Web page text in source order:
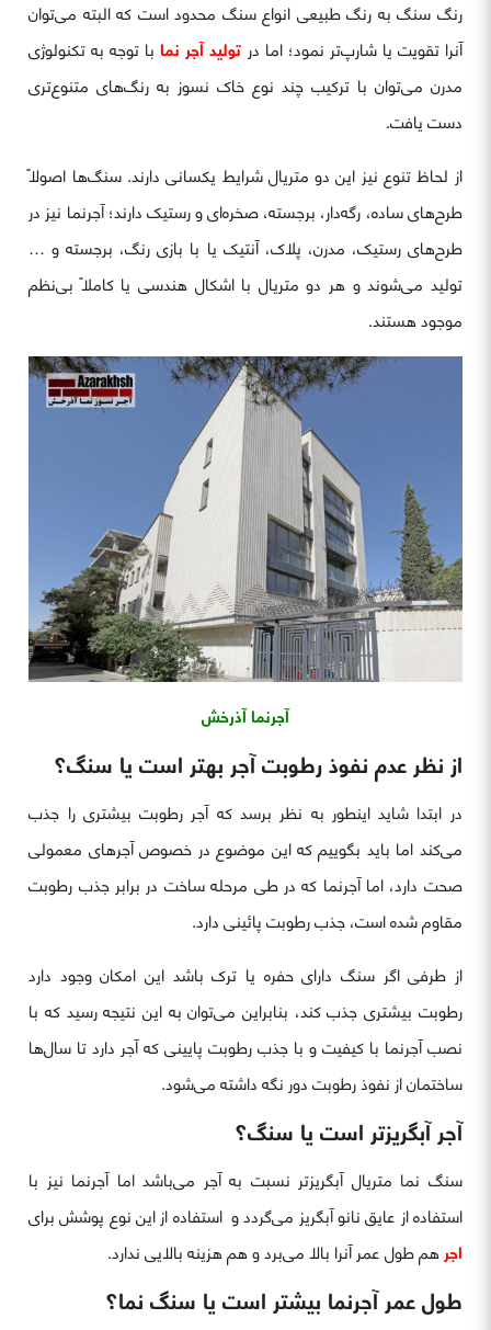
رنگ سنگ به رنگ طبیعی انواع سنگ‌ محدود است که البته می‌توان
آنرا تقویت یا شارپ‌تر نمود؛ اما درتولید آجر نمابا توجه به تکنولوژی
مدرن می‌توان با ترکیب چند نوع خاک نسوز به رنگ‌های متنوع‌تری
دست یافت.
از لحاظ تنوع نیز این دو متریال شرایط یکسانی دارند. سنگ‌ها اصولاً
طرح‌های ساده، رگه‌دار، برجسته، صخره‌ای و رستیک دارند؛ آجرنما نیز در
طرح‌های رستیک، مدرن، پلاک، آنتیک یا با بازی رنگ، برجسته و …
تولید می‌شوند و هر دو متریال با اشکال هندسی یا کاملاً بی‌نظم
موجود هستند.
آجرنما آذرخش
از نظر عدم نفوذ رطوبت آجر بهتر است یا سنگ؟
در ابتدا شاید اینطور به نظر برسد که آجر رطوبت بیشتری را جذب
می‌کند اما باید بگوییم که این موضوع در خصوص آجرهای معمولی
صحت دارد، اما آجرنما که در طی مرحله ساخت در برابر جذب رطوبت
مقاوم شده‌ است، جذب رطوبت پائینی دارد.
از طرفی اگر سنگ دارای حفره یا ترک باشد این امکان وجود دارد
رطوبت بیشتری جذب کند، بنابراین می‌توان به این نتیجه رسید که با
نصب آجرنما با کیفیت و با جذب رطوبت پایینی که آجر دارد تا سال‌ها
ساختمان از نفوذ رطوبت دور نگه داشته می‌شود.
آجر آبگریزتر است یا سنگ؟
سنگ نما متریال آبگریز‌تر نسبت به آجر می‌باشد اما آجرنما نیز با
استفاده از عایق نانو آبگریز می‌گردد و استفاده از این نوع پوشش برای
اجرهم طول عمر آنرا بالا می‌برد و هم هزینه بالایی ندارد.
طول عمر آجرنما بیشتر است یا سنگ نما؟